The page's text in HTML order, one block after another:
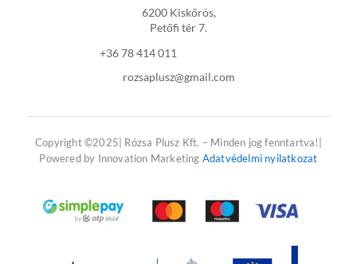
6200 Kiskőrös,
Petőfi tér 7.
+36 78 414 011
rozsaplusz@gmail.com
Copyright ©2025| Rózsa Plusz Kft. – Minden jog fenntartva!|
Powered by Innovation Marketing Adatvédelmi nyilatkozat